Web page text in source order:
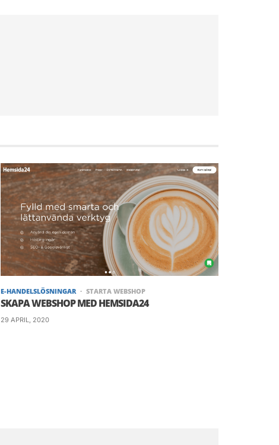
E-HANDELSLÖSNINGAR STARTA WEBSHOP
SKAPA WEBSHOP MED HEMSIDA24
29 APRIL, 2020